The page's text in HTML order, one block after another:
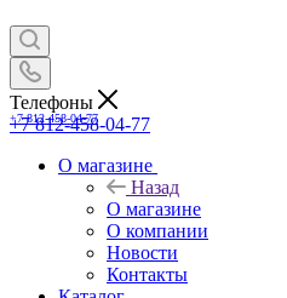
+7 812-458-04-77
Телефоны
+7 812-458-04-77
О магазине
Назад
О магазине
О компании
Новости
Контакты